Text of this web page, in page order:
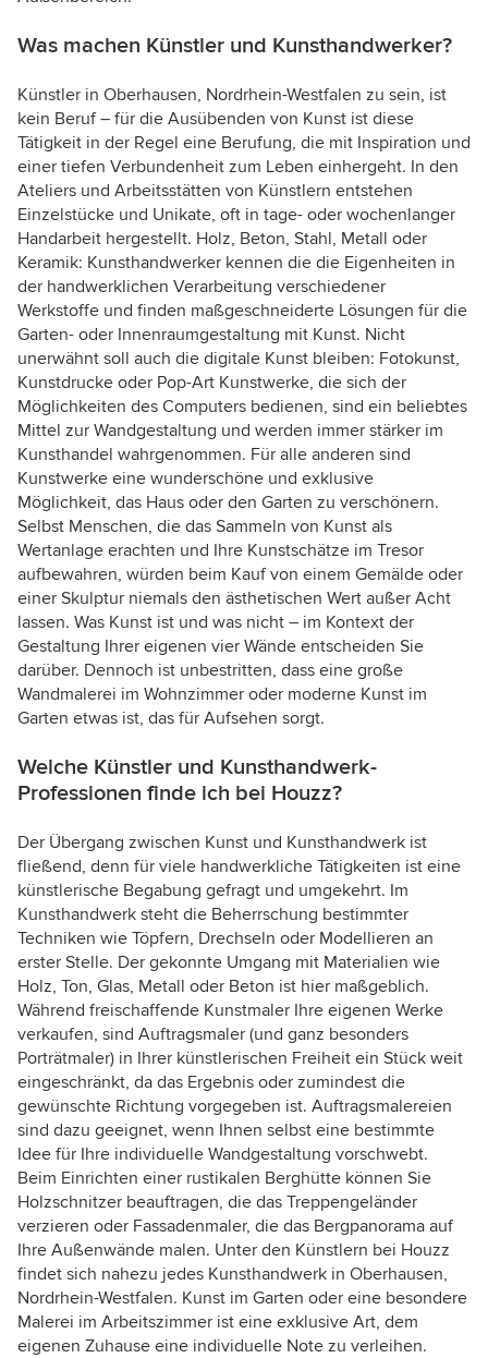
Was machen Künstler und Kunsthandwerker?
Künstler in Oberhausen, Nordrhein-Westfalen zu sein, ist
kein Beruf – für die Ausübenden von Kunst ist diese
Tätigkeit in der Regel eine Berufung, die mit Inspiration und
einer tiefen Verbundenheit zum Leben einhergeht. In den
Ateliers und Arbeitsstätten von Künstlern entstehen
Einzelstücke und Unikate, oft in tage- oder wochenlanger
Handarbeit hergestellt. Holz, Beton, Stahl, Metall oder
Keramik: Kunsthandwerker kennen die die Eigenheiten in
der handwerklichen Verarbeitung verschiedener
Werkstoffe und finden maßgeschneiderte Lösungen für die
Garten- oder Innenraumgestaltung mit Kunst. Nicht
unerwähnt soll auch die digitale Kunst bleiben: Fotokunst,
Kunstdrucke oder Pop-Art Kunstwerke, die sich der
Möglichkeiten des Computers bedienen, sind ein beliebtes
Mittel zur Wandgestaltung und werden immer stärker im
Kunsthandel wahrgenommen. Für alle anderen sind
Kunstwerke eine wunderschöne und exklusive
Möglichkeit, das Haus oder den Garten zu verschönern.
Selbst Menschen, die das Sammeln von Kunst als
Wertanlage erachten und Ihre Kunstschätze im Tresor
aufbewahren, würden beim Kauf von einem Gemälde oder
einer Skulptur niemals den ästhetischen Wert außer Acht
lassen. Was Kunst ist und was nicht – im Kontext der
Gestaltung Ihrer eigenen vier Wände entscheiden Sie
darüber. Dennoch ist unbestritten, dass eine große
Wandmalerei im Wohnzimmer oder moderne Kunst im
Garten etwas ist, das für Aufsehen sorgt.
Welche Künstler und Kunsthandwerk-
Professionen finde ich bei Houzz?
Der Übergang zwischen Kunst und Kunsthandwerk ist
fließend, denn für viele handwerkliche Tätigkeiten ist eine
künstlerische Begabung gefragt und umgekehrt. Im
Kunsthandwerk steht die Beherrschung bestimmter
Techniken wie Töpfern, Drechseln oder Modellieren an
erster Stelle. Der gekonnte Umgang mit Materialien wie
Holz, Ton, Glas, Metall oder Beton ist hier maßgeblich.
Während freischaffende Kunstmaler Ihre eigenen Werke
verkaufen, sind Auftragsmaler (und ganz besonders
Porträtmaler) in Ihrer künstlerischen Freiheit ein Stück weit
eingeschränkt, da das Ergebnis oder zumindest die
gewünschte Richtung vorgegeben ist. Auftragsmalereien
sind dazu geeignet, wenn Ihnen selbst eine bestimmte
Idee für Ihre individuelle Wandgestaltung vorschwebt.
Beim Einrichten einer rustikalen Berghütte können Sie
Holzschnitzer beauftragen, die das Treppengeländer
verzieren oder Fassadenmaler, die das Bergpanorama auf
Ihre Außenwände malen. Unter den Künstlern bei Houzz
findet sich nahezu jedes Kunsthandwerk in Oberhausen,
Nordrhein-Westfalen. Kunst im Garten oder eine besondere
Malerei im Arbeitszimmer ist eine exklusive Art, dem
eigenen Zuhause eine individuelle Note zu verleihen.